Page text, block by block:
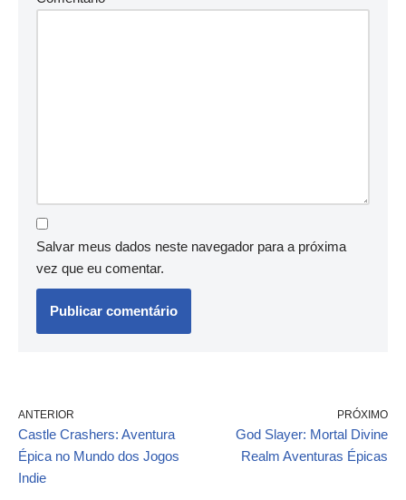
Salvar meus dados neste navegador para a próxima
vez que eu comentar.
ANTERIOR
Castle Crashers: Aventura
Épica no Mundo dos Jogos
Indie
PRÓXIMO
God Slayer: Mortal Divine
Realm Aventuras Épicas